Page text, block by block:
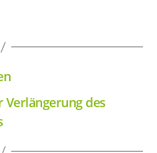
Verlängerung des